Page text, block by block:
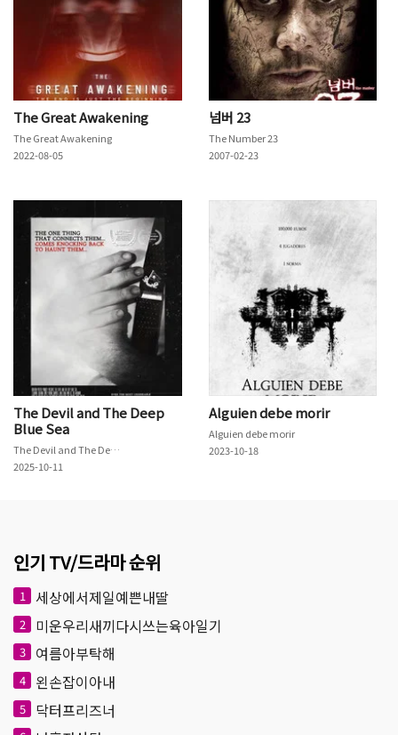
The Great Awakening
The Great Awakening
2022-08-05
넘버 23
The Number 23
2007-02-23
The Devil and The Deep
Blue Sea
The Devil and The Deep Blue Sea
2025-10-11
Alguien debe morir
Alguien debe morir
2023-10-18
인기 TV/드라마 순위
1 세상에서제일예쁜내딸
2 미운우리새끼다시쓰는육아일기
3 여름아부탁해
4 왼손잡이아내
5 닥터프리즈너